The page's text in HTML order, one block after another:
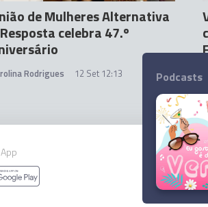
de Mulheres Alternativa
celebra 47.º
Rodrigues 12 Set 12:13 Podcasts